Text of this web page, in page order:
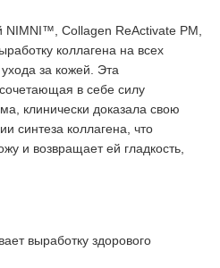
NIMNI™, Collagen ReActivate PM,
коллагена на всех
за кожей. Эта
в себе силу
клинически доказала свою
синтеза коллагена, что
и возвращает ей гладкость,
выработку здорового